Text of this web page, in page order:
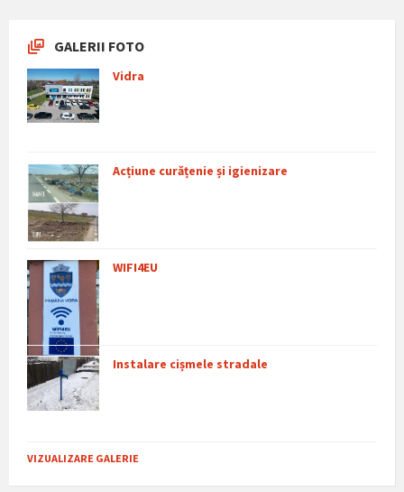
GALERII FOTO
Vidra
Acțiune curățenie și igienizare
WIFI4EU
Instalare cișmele stradale
VIZUALIZARE GALERIE